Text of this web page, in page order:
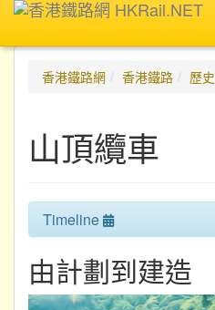
香港鐵路網
香港鐵路 歷史
山頂纜車
Timeline
由計劃到建造